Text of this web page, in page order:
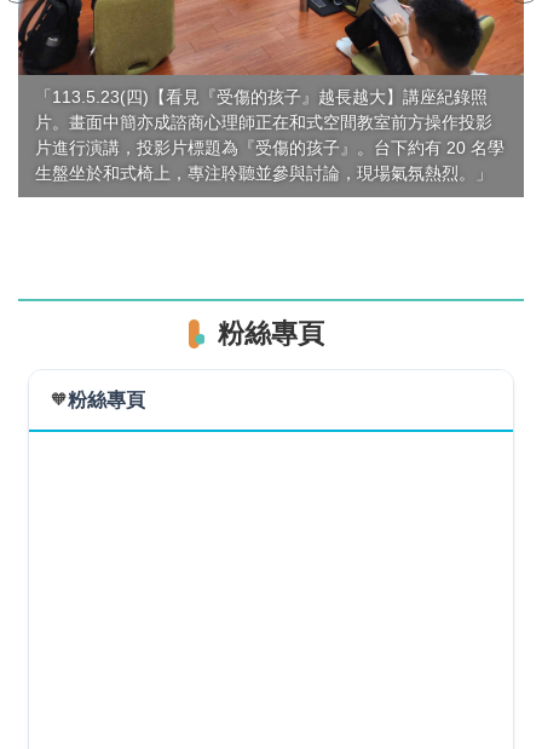
「113.5.23(四)【看見『受傷的孩子』越長越大】講座紀錄照
片。畫面中簡亦成諮商心理師正在和式空間教室前方操作投影
片進行演講，投影片標題為『受傷的孩子』。台下約有 20 名學
生盤坐於和式椅上，專注聆聽並參與討論，現場氣氛熱烈。」
粉絲專頁
🧡粉絲專頁